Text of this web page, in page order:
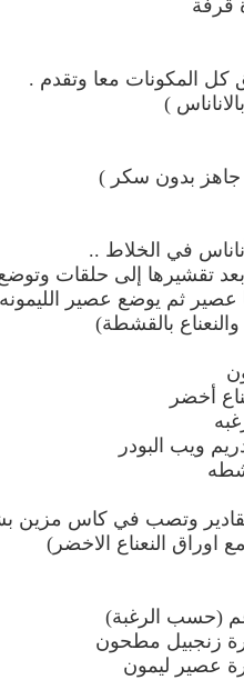
كل المكونات معا وتقدم .
)
جاهز بدون سكر )
في الخلاط ..
تقشيرها إلى حلقات
عصير ثم يوضع عصير
بالقشطة)
أخضر
ويب البودر
وتصب في كاس مزين
اوراق النعناع الاخضر)
(‏حسب‏ ‏الرغبة‏)‏